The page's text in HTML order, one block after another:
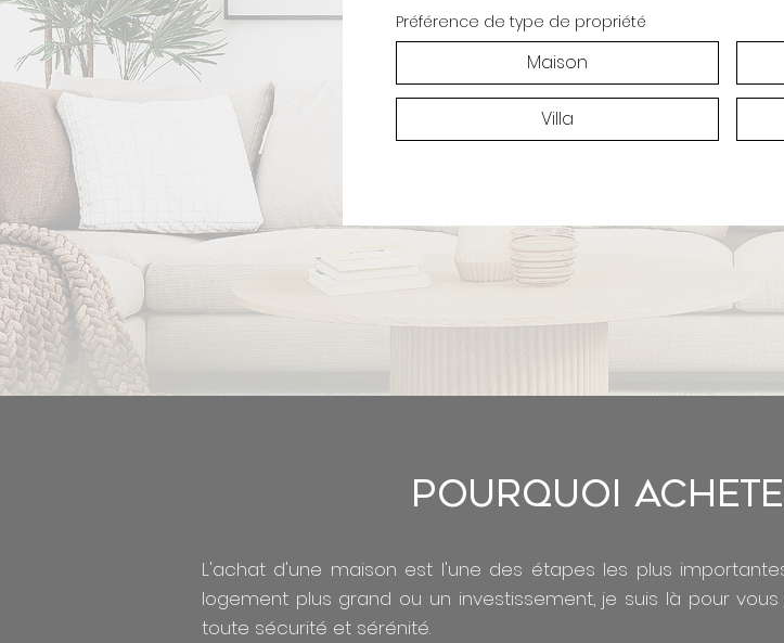
Préférence de type de propriété
Maison
Villa
Pourquoi
L'achat d'une maison est l'une des étapes les plus
logement plus grand ou un investissement, je suis là pour
toute sécurité et sérénité.